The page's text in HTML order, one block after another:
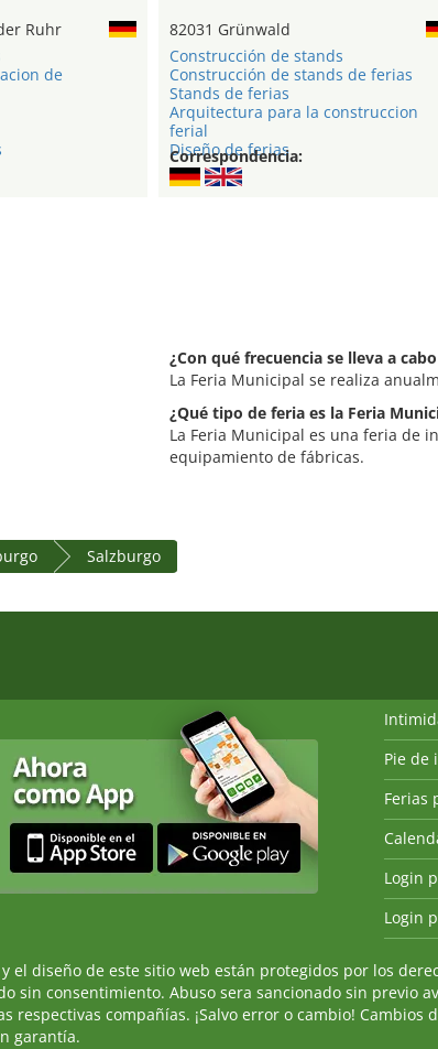
Ruhr
de
82031 Grünwald
Construcción de stands
Construcción de stands de ferias
Stands de ferias
Arquitectura para la construccion
ferial
Diseño de ferias
Correspondencia:
¿Con qué frecuencia se lleva a
La Feria Municipal se realiza
¿Qué tipo de feria es la Feria
La Feria Municipal es una feria de
equipamiento de fábricas.
Salzburgo
Pie de
Ferias
Login
Login
el diseño de este sitio web están protegidos por los
sin consentimiento. Abuso sera sancionado sin previo
compañías. ¡Salvo error o cambio! Cambios
garantía.